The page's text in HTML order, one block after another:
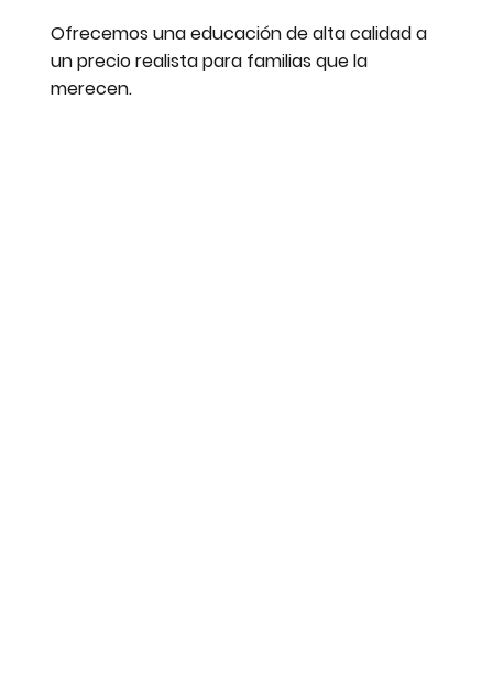
Ofrecemos una educación de alta calidad a
un precio realista para familias que la
merecen.